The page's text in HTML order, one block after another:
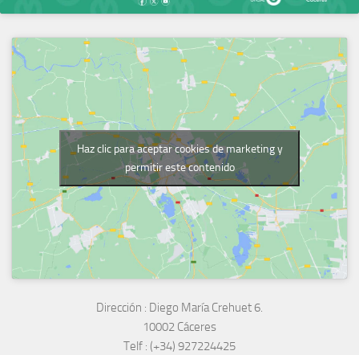
Haz clic para aceptar cookies de marketing y
permitir este contenido
Dirección : Diego María Crehuet 6.
10002 Cáceres
Telf : (+34) 927224425